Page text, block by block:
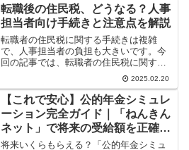
転職後の住民税、どうなる？人事
担当者向け手続きと注意点を解説
転職者の住民税に関する手続きは複雑
で、人事担当者の負担も大きいです。今
回の記事では、転職者の住民税に関する
手続きの流れや注意点をわかりやすく解
2025.02.20
【これで安心】公的年金シミュレ
ーション完全ガイド｜「ねんきん
ネット」で将来の受給額を正確に
知る手順
将来いくらもらえる？「公的年金シミュ